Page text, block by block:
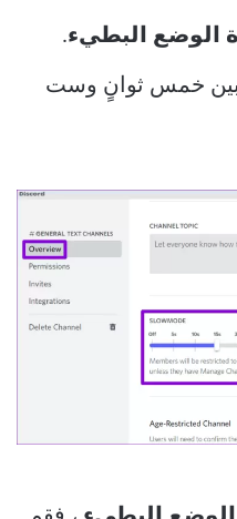
الوضع البطيء.
خمس ثوانٍ وست